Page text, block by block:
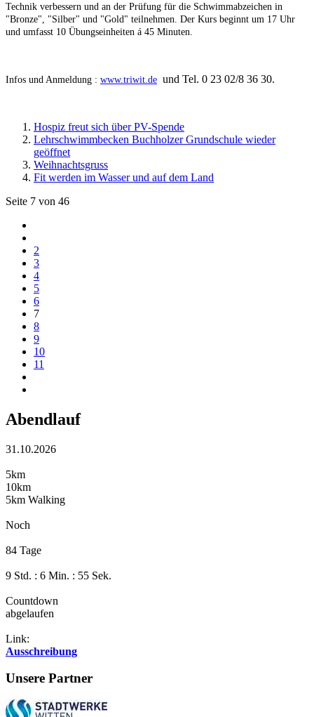
Technik verbessern und an der Prüfung für die Schwimmabzeichen in
"Bronze", "Silber" und "Gold" teilnehmen. Der Kurs beginnt um 17 Uhr
und umfasst 10 Übungseinheiten á 45 Minuten.
Infos und Anmeldung : www.triwit.de und Tel. 0 23 02/8 36 30.
Hospiz freut sich über PV-Spende
Lehrschwimmbecken Buchholzer Grundschule wieder
geöffnet
Weihnachtsgruss
Fit werden im Wasser und auf dem Land
Seite 7 von 46
2
3
4
5
6
7
8
9
10
11
Abendlauf
31.10.2026
5km
10km
5km Walking
Noch
84 Tage
9 Std. : 6 Min. : 55 Sek.
Countdown
abgelaufen
Link:
Ausschreibung
Unsere Partner